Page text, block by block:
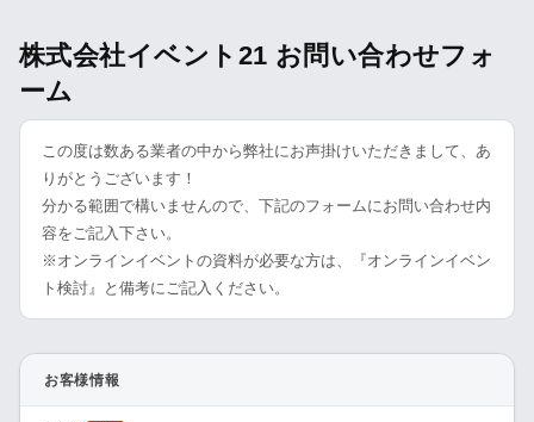
株式会社イベント21 お問い合わせフォ
ーム
この度は数ある業者の中から弊社にお声掛けいただきまして、あ
りがとうございます！
分かる範囲で構いませんので、下記のフォームにお問い合わせ内
容をご記入下さい。
※オンラインイベントの資料が必要な方は、『オンラインイベン
ト検討』と備考にご記入ください。
お客様情報